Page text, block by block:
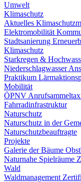
Umwelt
Klimaschutz
Aktuelles
Elektromobilität
Stadtsanierung
Klimaschutz
Starkregen &
Niederschlagwasser
Praktikum
Mobilität
ÖPNV
Fahrradinfrastruktur
Naturschutz
Naturschutz in der
Naturschutzbeauftragte
Projekte
Galerie der Bäume
Naturnahe Spielräume
Wald
Waldmanagement